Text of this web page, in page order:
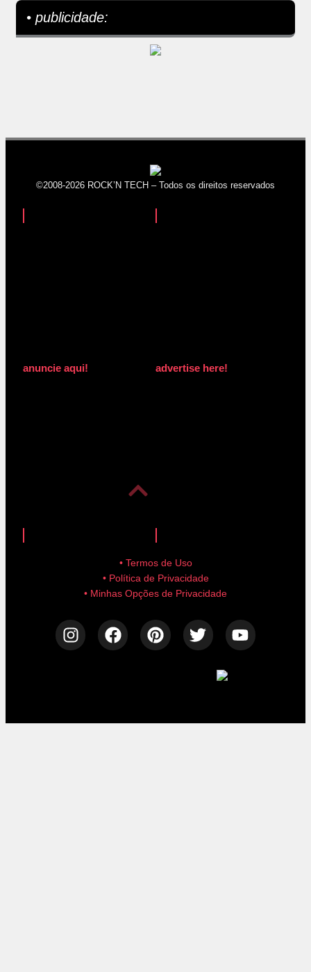
• publicidade:
©2008-2026 ROCK’N TECH – Todos os direitos reservados
anuncie aqui! advertise here!
• Termos de Uso
• Política de Privacidade
• Minhas Opções de Privacidade